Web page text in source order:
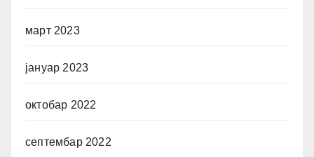
март 2023
јануар 2023
октобар 2022
септембар 2022